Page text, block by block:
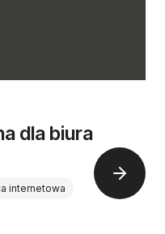
dla biura
internetowa